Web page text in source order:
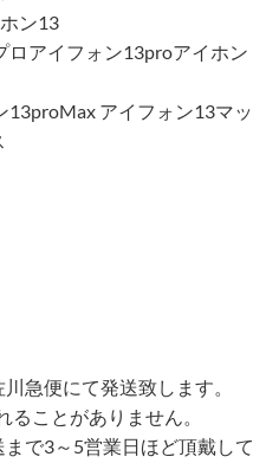
ン13
ロアイフォン13proアイホン
13proMax アイフォン13マッ
急便にて発送致します。
ことがありません。
で3～5営業日ほど頂戴して